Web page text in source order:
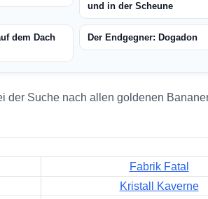
und in der Scheune
dem Dach
Der Endgegner: Dogadon
der Suche nach allen goldenen
Fabrik Fatal
Kristall Kaverne